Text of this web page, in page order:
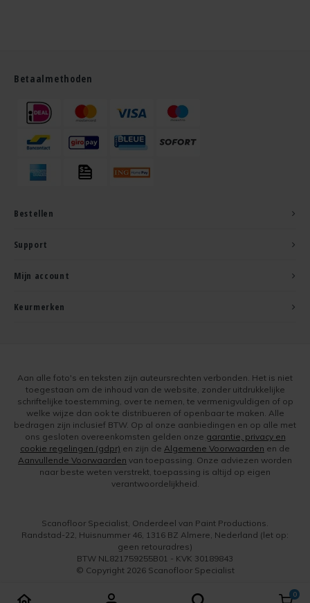
0
Betaalmethoden
Bestellen
Support
Mijn account
Keurmerken
Aan alle foto's en teksten zijn auteursrechten verbonden. Het is niet
toegestaan om de inhoud van de website, zonder uitdrukkelijke
schriftelijke toestemming, over te nemen, te vermenigvuldigen of op
welke wijze dan ook te distribueren of openbaar te maken. Alle
bedragen zijn inclusief BTW. Op al onze aanbiedingen en op alle met
ons gesloten overeenkomsten gelden onze garantie, privacy en
cookie regelingen (gdpr) en zijn de Algemene Voorwaarden en de
Aanvullende Voorwaarden van toepassing. Onze adviezen worden
naar beste weten verstrekt, toepassing is altijd op eigen
verantwoordelijkheid.
Scanofloor Specialist, Onderdeel van Paint Productions.
Randstad-22, Huisnummer 46, 1316 BZ Almere, Nederland (let op:
geen retouradres)
BTW NL821759255B01 - KVK 30189843
© Copyright 2026 Scanofloor Specialist
Vergelijk producten 0